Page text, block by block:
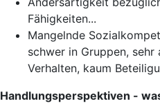
Fähigkeiten...
Mangelnde
schwer in Gruppen,
Verhalten, kaum
Handlungsperspektiven -